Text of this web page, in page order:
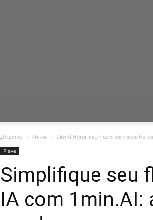
Додому Різне Simplifique seu fluxo de trabalho
Різне
Simplifique seu
IA com 1min.AI: